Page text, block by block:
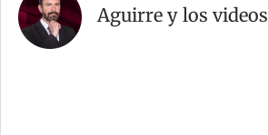
Aguirre y los videos